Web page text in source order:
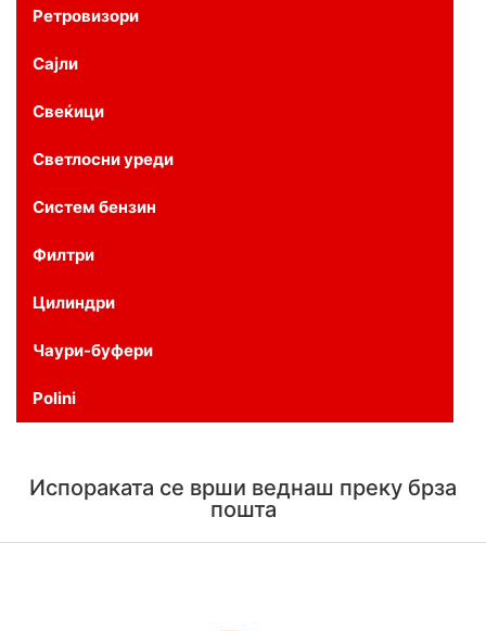
Ретровизори
Сајли
Свеќици
Светлосни уреди
Систем бензин
Филтри
Цилиндри
Чаури-буфери
Polini
Испораката се врши веднаш преку брза
пошта